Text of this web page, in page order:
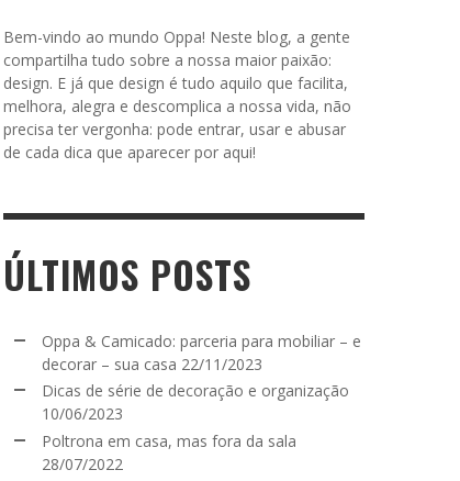
Bem-vindo ao mundo Oppa! Neste blog, a gente
compartilha tudo sobre a nossa maior paixão:
design. E já que design é tudo aquilo que facilita,
melhora, alegra e descomplica a nossa vida, não
precisa ter vergonha: pode entrar, usar e abusar
de cada dica que aparecer por aqui!
ÚLTIMOS POSTS
Oppa & Camicado: parceria para mobiliar – e
decorar – sua casa 22/11/2023
Dicas de série de decoração e organização
10/06/2023
Poltrona em casa, mas fora da sala
28/07/2022